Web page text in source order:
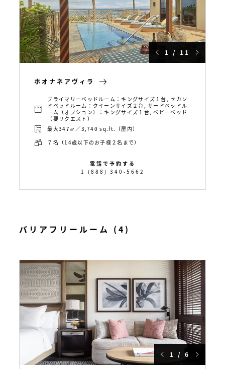
1 / 11
ホオナネアヴィラ
プライマリーベッドルーム：キングサイズ１台, セカン
ドベッドルーム：クイーンサイズ２台, サードベッドル
ーム（オプション）：キングサイズ１台, ベビーベッド
（要リクエスト）
最大347㎡／3,740 sq.ft.（屋内）
７名（14歳以下のお子様２名まで）
電話で予約する
1 (888) 340-5662
バリアフリールーム (4)
1 / 6